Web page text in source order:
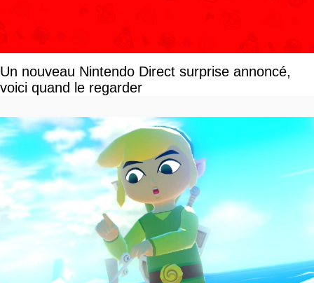
Un nouveau Nintendo Direct surprise annoncé,
voici quand le regarder